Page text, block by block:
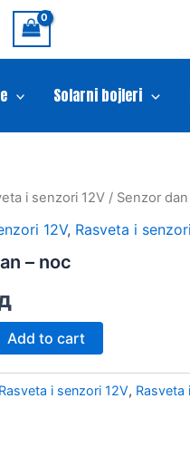
Solarni bojleri
i senzori 12V / Senzor
12V, Rasveta i
– noc
Add to cart
Rasveta i senzori 12V, Rasveta